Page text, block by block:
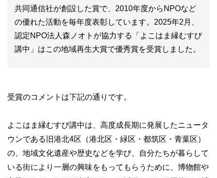
共同通信社が創設した賞で、2010年度からNPOなど
の優れた活動を毎年度表彰しています。2025年2月、
認定NPO法人森ノオトが協力する「よこはま縁むすび
講中」はこの地域再生大賞で優秀賞を受賞しました。
受賞のコメントは下記の通りです。
よこはま縁むすび講中は、高度成長期に発展したニュータ
ウンである旧港北4区（港北区・緑区・都筑区・青葉区）
の、地域文化遺産や歴史などを学び、自分たちが暮らして
いる街により一層の興味をもってもらうために、博物館や